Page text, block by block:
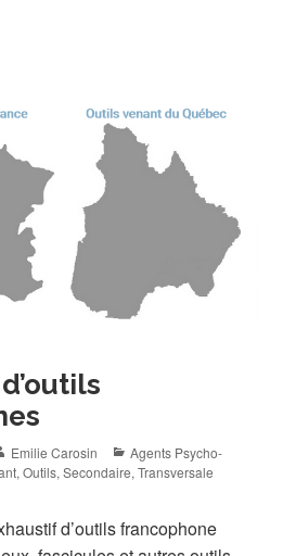
Author
Emilie Carosin Categories
Agents Psycho-
,Outils,Secondaire,Transversale
d’outils francophone